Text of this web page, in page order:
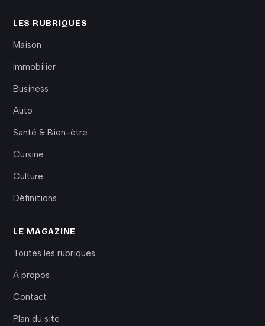
LES RUBRIQUES
Maison
Immobilier
Business
Auto
Santé & Bien-être
Cuisine
Culture
Définitions
LE MAGAZINE
Toutes les rubriques
À propos
Contact
Plan du site